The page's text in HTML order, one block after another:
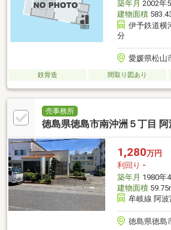
築年月 2002年
建物面積
伊予鉄道横
分
愛媛県松山
鉄骨造 間取り図あり
売事務所
徳島県徳島市南沖洲５丁目 阿
1,280万円
利回り -
築年月 1980年
建物面積
牟岐線 阿
徳島県徳島